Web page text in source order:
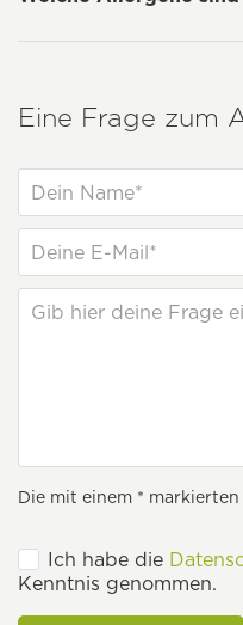
Eine Frage zum
Die mit einem *
Ich habe die
Kenntnis genommen.